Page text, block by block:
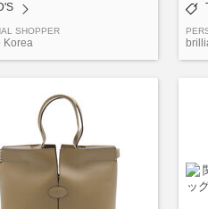
SHOPPER
Korea